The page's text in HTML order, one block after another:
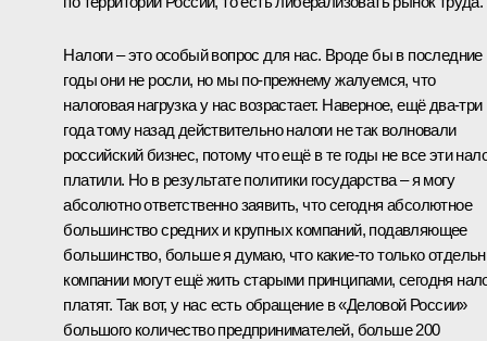
Налоги – это особый вопрос для нас. Вроде бы в последние
годы они не росли, но мы по‑прежнему жалуемся, что
налоговая нагрузка у нас возрастает. Наверное, ещё два-три
года тому назад действительно налоги не так волновали
российский бизнес, потому что ещё в те годы не все эти
платили. Но в результате политики государства – я могу
абсолютно ответственно заявить, что сегодня абсолютное
большинство средних и крупных компаний, подавляющее
большинство, больше я думаю, что какие‑то только
компании могут ещё жить старыми принципами, сегодня
платят. Так вот, у нас есть обращение в «Деловой России»
большого количество предпринимателей, больше 200